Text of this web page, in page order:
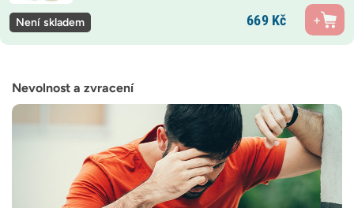
Není skladem 669Kč
Nevolnost a zvracení